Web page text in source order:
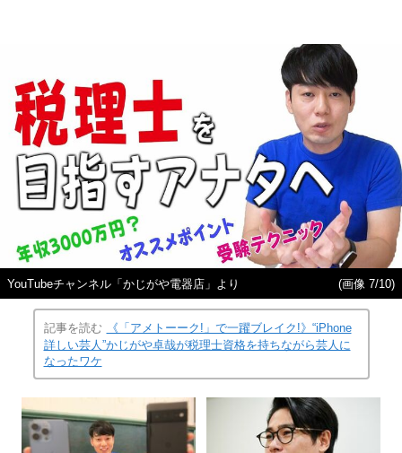
YouTubeチャンネル「かじがや電器店」より (画像 7/10)
記事を読む
《「アメトーーク!」で一躍ブレイク!》“iPhone
詳しい芸人”かじがや卓哉が税理士資格を持ちながら芸人に
なったワケ